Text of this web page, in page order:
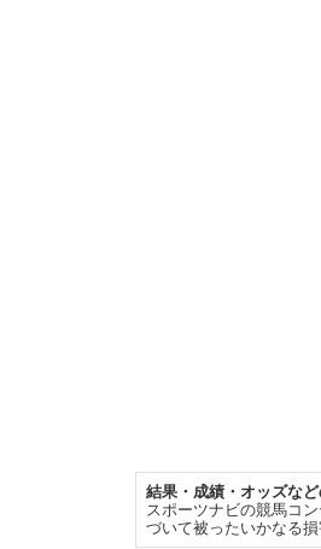
結果・成績・オッズな
スポーツナビの競馬コ
づいて被ったいかなる